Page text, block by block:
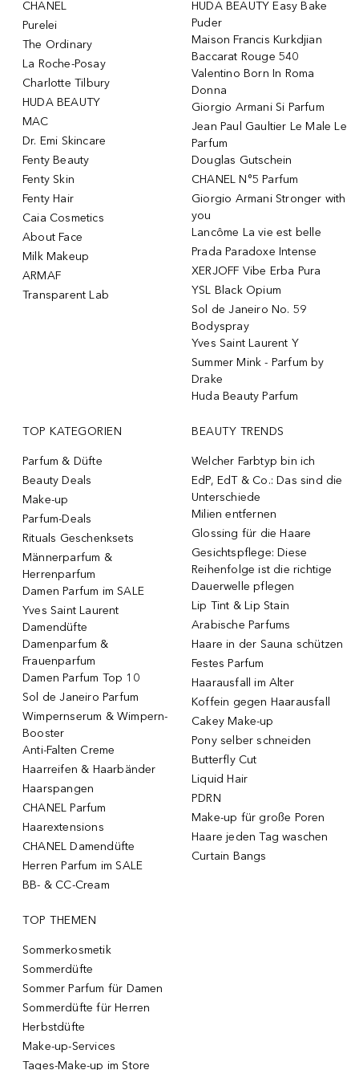
CHANEL
Purelei
The Ordinary
La Roche-Posay
Charlotte Tilbury
HUDA BEAUTY
MAC
Dr. Emi Skincare
Fenty Beauty
Fenty Skin
Fenty Hair
Caia Cosmetics
About Face
Milk Makeup
ARMAF
Transparent Lab
HUDA BEAUTY Easy Bake
Puder
Maison Francis Kurkdjian
Baccarat Rouge 540
Valentino Born In Roma
Donna
Giorgio Armani Si Parfum
Jean Paul Gaultier Le Male Le
Parfum
Douglas Gutschein
CHANEL N°5 Parfum
Giorgio Armani Stronger with
you
Lancôme La vie est belle
Prada Paradoxe Intense
XERJOFF Vibe Erba Pura
YSL Black Opium
Sol de Janeiro No. 59
Bodyspray
Yves Saint Laurent Y
Summer Mink - Parfum by
Drake
Huda Beauty Parfum
TOP KATEGORIEN
Parfum & Düfte
Beauty Deals
Make-up
Parfum-Deals
Rituals Geschenksets
Männerparfum &
Herrenparfum
Damen Parfum im SALE
Yves Saint Laurent
Damendüfte
Damenparfum &
Frauenparfum
Damen Parfum Top 10
Sol de Janeiro Parfum
Wimpernserum & Wimpern-
Booster
Anti-Falten Creme
Haarreifen & Haarbänder
Haarspangen
CHANEL Parfum
Haarextensions
CHANEL Damendüfte
Herren Parfum im SALE
BB- & CC-Cream
BEAUTY TRENDS
Welcher Farbtyp bin ich
EdP, EdT & Co.: Das sind die
Unterschiede
Milien entfernen
Glossing für die Haare
Gesichtspflege: Diese
Reihenfolge ist die richtige
Dauerwelle pflegen
Lip Tint & Lip Stain
Arabische Parfums
Haare in der Sauna schützen
Festes Parfum
Haarausfall im Alter
Koffein gegen Haarausfall
Cakey Make-up
Pony selber schneiden
Butterfly Cut
Liquid Hair
PDRN
Make-up für große Poren
Haare jeden Tag waschen
Curtain Bangs
TOP THEMEN
Sommerkosmetik
Sommerdüfte
Sommer Parfum für Damen
Sommerdüfte für Herren
Herbstdüfte
Make-up-Services
Tages-Make-up im Store